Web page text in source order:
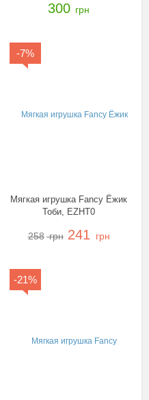
300 грн
-7%
Мягкая игрушка Fancy Ёжик
Тоби, EZHT0
258 грн 241 грн
-21%